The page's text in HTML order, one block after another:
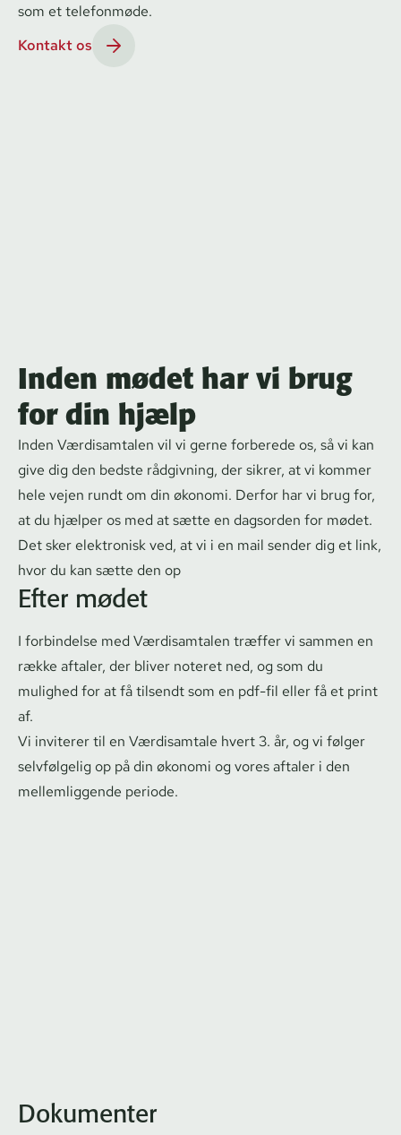
som et telefonmøde.
Kontakt os
Inden mødet har vi brug
for din hjælp
Inden Værdisamtalen vil vi gerne forberede os, så vi kan
give dig den bedste rådgivning, der sikrer, at vi kommer
hele vejen rundt om din økonomi. Derfor har vi brug for,
at du hjælper os med at sætte en dagsorden for mødet.
Det sker elektronisk ved, at vi i en mail sender dig et link,
hvor du kan sætte den op
Efter mødet
I forbindelse med Værdisamtalen træffer vi sammen en
række aftaler, der bliver noteret ned, og som du
mulighed for at få tilsendt som en pdf-fil eller få et print
af.
Vi inviterer til en Værdisamtale hvert 3. år, og vi følger
selvfølgelig op på din økonomi og vores aftaler i den
mellemliggende periode.
Dokumenter